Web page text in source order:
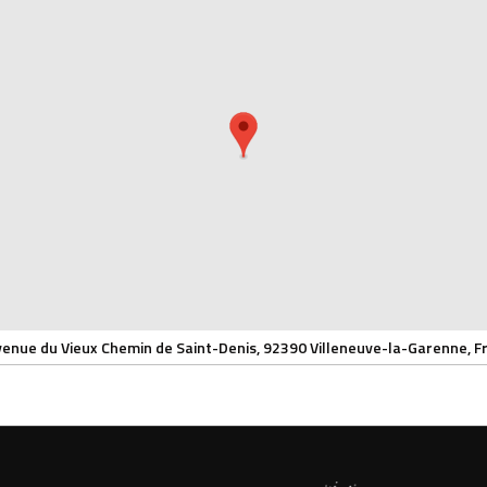
du Vieux Chemin de Saint-Denis, 92390 Villeneuve-la-Garenne,